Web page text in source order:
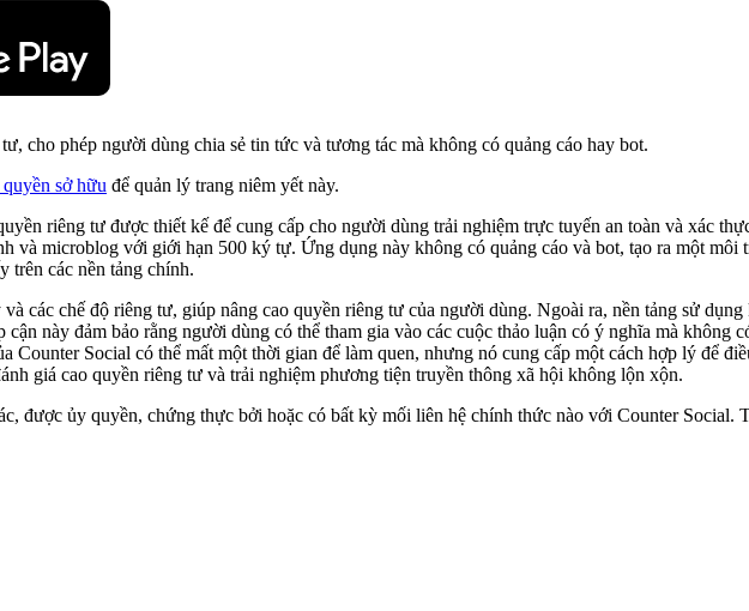
cho phép người dùng chia sẻ tin tức và tương tác mà không có quảng cáo hay bot.
sở hữu để quản lý trang niêm yết này.
riêng tư được thiết kế để cung cấp cho người dùng trải nghiệm trực tuyến an toàn và xác
và microblog với giới hạn 500 ký tự. Ứng dụng này không có quảng cáo và bot, tạo ra một
trên các nền tảng chính.
các chế độ riêng tư, giúp nâng cao quyền riêng tư của người dùng. Ngoài ra, nền tảng sử
này đảm bảo rằng người dùng có thể tham gia vào các cuộc thảo luận có ý nghĩa mà không
Counter Social có thể mất một thời gian để làm quen, nhưng nó cung cấp một cách hợp lý để
giá cao quyền riêng tư và trải nghiệm phương tiện truyền thông xã hội không lộn xộn.
được ủy quyền, chứng thực bởi hoặc có bất kỳ mối liên hệ chính thức nào với Counter Social.